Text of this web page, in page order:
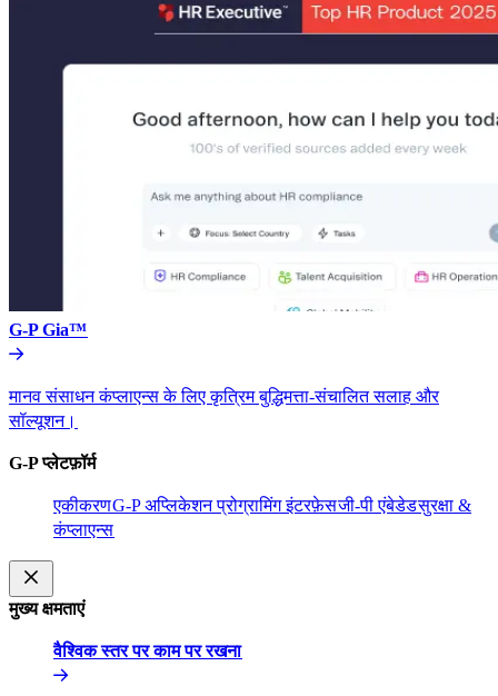
G-P Gia™​​
मानव संसाधन कंप्लाएन्स के लिए कृत्रिम बुद्धिमत्ता-संचालित सलाह और
सॉल्यूशन।​​
G-P प्लेटफ़ॉर्म​​
एकीकरण​​G-P अप्लिकेशन प्रोग्रामिंग इंटरफ़ेस​​जी-पी एंबेडेड​​सुरक्षा &
कंप्लाएन्स​​
मुख्य क्षमताएं​​
वैश्विक स्तर पर काम पर रखना​​